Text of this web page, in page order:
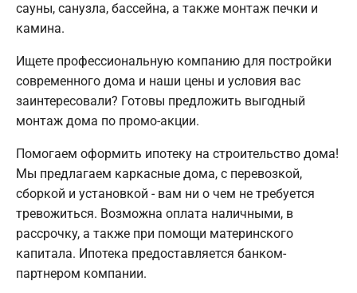
сауны, санузла, бассейна, а также монтаж печки и
камина.
Ищете профессиональную компанию для постройки
современного дома и наши цены и условия вас
заинтересовали? Готовы предложить выгодный
монтаж дома по промо-акции.
Помогаем оформить ипотеку на строительство дома!
Мы предлагаем каркасные дома, с перевозкой,
сборкой и установкой - вам ни о чем не требуется
тревожиться. Возможна оплата наличными, в
рассрочку, а также при помощи материнского
капитала. Ипотека предоставляется банком-
партнером компании.